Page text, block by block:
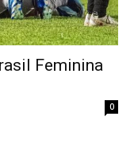
Feminina
0